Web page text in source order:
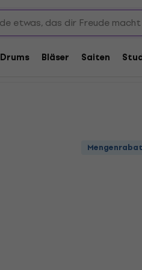
Drums Bläser Saiten